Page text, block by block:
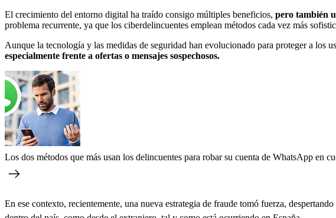
El crecimiento del entorno digital ha traído consigo múltiples beneficios, pero también
problema recurrente, ya que los ciberdelincuentes emplean métodos cada vez más
Aunque la tecnología y las medidas de seguridad han evolucionado para proteger a los
especialmente frente a ofertas o mensajes sospechosos.
Los dos métodos que más usan los delincuentes para robar su cuenta de WhatsApp en
En ese contexto, recientemente, una nueva estrategia de fraude tomó fuerza,